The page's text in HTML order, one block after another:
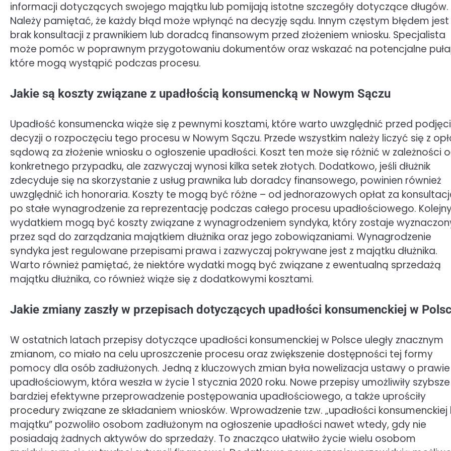
informacji dotyczących swojego majątku lub pomijają istotne szczegóły dotyczące długów.
Należy pamiętać, że każdy błąd może wpłynąć na decyzję sądu. Innym częstym błędem jest
brak konsultacji z prawnikiem lub doradcą finansowym przed złożeniem wniosku. Specjalista
może pomóc w poprawnym przygotowaniu dokumentów oraz wskazać na potencjalne
które mogą wystąpić podczas procesu.
Jakie są koszty związane z upadłością konsumencką w Nowym Sączu
Upadłość konsumencka wiąże się z pewnymi kosztami, które warto uwzględnić przed
decyzji o rozpoczęciu tego procesu w Nowym Sączu. Przede wszystkim należy liczyć się z
sądową za złożenie wniosku o ogłoszenie upadłości. Koszt ten może się różnić w zależności
konkretnego przypadku, ale zazwyczaj wynosi kilka setek złotych. Dodatkowo, jeśli dłużnik
zdecyduje się na skorzystanie z usług prawnika lub doradcy finansowego, powinien również
uwzględnić ich honoraria. Koszty te mogą być różne – od jednorazowych opłat za
po stałe wynagrodzenie za reprezentację podczas całego procesu upadłościowego.
wydatkiem mogą być koszty związane z wynagrodzeniem syndyka, który zostaje
przez sąd do zarządzania majątkiem dłużnika oraz jego zobowiązaniami. Wynagrodzenie
syndyka jest regulowane przepisami prawa i zazwyczaj pokrywane jest z majątku dłużnika.
Warto również pamiętać, że niektóre wydatki mogą być związane z ewentualną sprzedażą
majątku dłużnika, co również wiąże się z dodatkowymi kosztami.
Jakie zmiany zaszły w przepisach dotyczących upadłości konsumenckiej w
W ostatnich latach przepisy dotyczące upadłości konsumenckiej w Polsce uległy znacznym
zmianom, co miało na celu uproszczenie procesu oraz zwiększenie dostępności tej formy
pomocy dla osób zadłużonych. Jedną z kluczowych zmian była nowelizacja ustawy o prawie
upadłościowym, która weszła w życie 1 stycznia 2020 roku. Nowe przepisy umożliwiły
bardziej efektywne przeprowadzenie postępowania upadłościowego, a także uprościły
procedury związane ze składaniem wniosków. Wprowadzenie tzw. „upadłości konsumenckiej
majątku” pozwoliło osobom zadłużonym na ogłoszenie upadłości nawet wtedy, gdy nie
posiadają żadnych aktywów do sprzedaży. To znacząco ułatwiło życie wielu osobom